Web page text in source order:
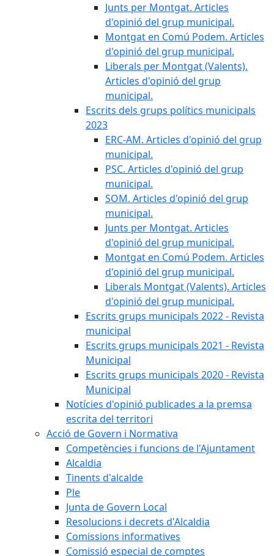
Junts per Montgat. Articles
d'opinió del grup municipal.
Montgat en Comú Podem. Articles
d'opinió del grup municipal.
Liberals per Montgat (Valents).
Articles d'opinió del grup
municipal.
Escrits dels grups polítics municipals
2023
ERC-AM. Articles d'opinió del grup
municipal.
PSC. Articles d'opinió del grup
municipal.
SOM. Articles d'opinió del grup
municipal.
Junts per Montgat. Articles
d'opinió del grup municipal.
Montgat en Comú Podem. Articles
d'opinió del grup municipal.
Liberals Montgat (Valents). Articles
d'opinió del grup municipal.
Escrits grups municipals 2022 - Revista
municipal
Escrits grups municipals 2021 - Revista
Municipal
Escrits grups municipals 2020 - Revista
Municipal
Notícies d'opinió publicades a la premsa
escrita del territori
Acció de Govern i Normativa
Competències i funcions de l'Ajuntament
Alcaldia
Tinents d'alcalde
Ple
Junta de Govern Local
Resolucions i decrets d'Alcaldia
Comissions informatives
Comissió especial de comptes